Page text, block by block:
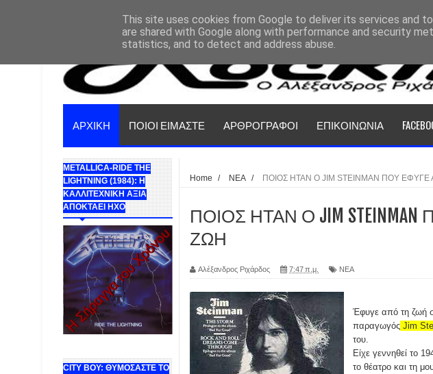
ΑΡΧΙΚΗ ΠΟΙΟΙ ΕΙΜΑΣΤΕ ΑΡΘΡΟΓΡΑΦΟΙ ΕΠΙΚΟΙΝΩΝΙΑ
METALLICA-RIDE THE
LIGHTNING (1984): Η
ΚΑΛΛΙΤΕΧΝΙΚΗ ΑΞΙΑ
ΑΠΟΚΤΑΕΙ ΗΧΟ
CITY BOY: ΘΥΜΟΣΑΣΤΕ ΤΟ
Home / ΝΕΑ / ΠΟΙΟΣ ΗΤΑΝ Ο JIM STEINMAN ΠΟΥ
ΠΟΙΟΣ ΗΤΑΝ Ο JIM
ΖΩΗ
Αλέξανδρος Ριχάρδος 7:47 π.μ. ΝΕΑ
Έφυγε από τη ζωή
παραγωγός Jim
του.
Είχε γεννηθεί το
το θέατρο και τη
This site uses cookies from Google to deliver its services and
are shared with Google along with performance and security
statistics, and to detect and address abuse.